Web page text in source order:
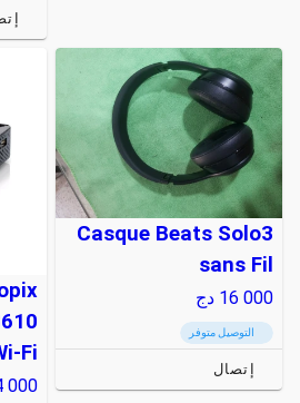
Casque Beats Solo3
sans Fil
16 000 دج
التوصيل متوفر
إتصال
Fi
000